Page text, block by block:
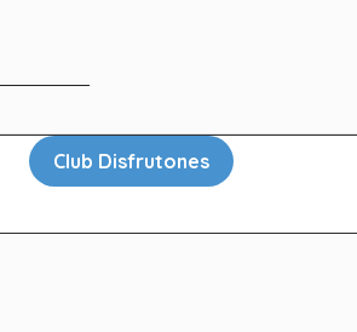
Club Disfrutones